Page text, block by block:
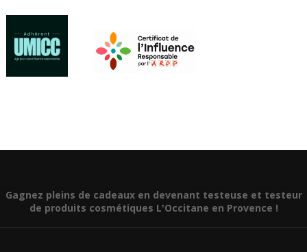
Gagnez pleins de cadeaux en devenant testeuse et testeur
de produits cosmétiques L'Occitane en Provence !